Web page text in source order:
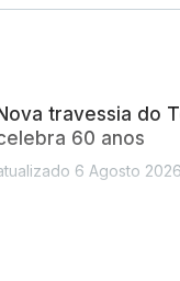
travessia do
60 anos
6 Agosto